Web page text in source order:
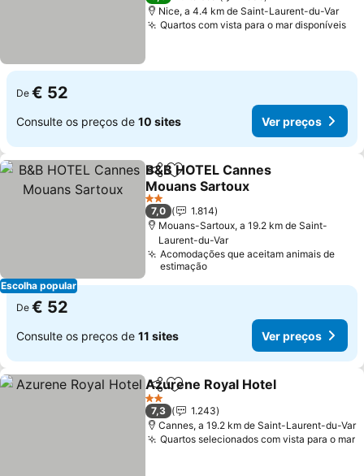
Nice, a 4.4 km de Saint-Laurent-du-Var
Quartos com vista para o mar disponíveis
De € 52
Consulte os preços de 10 sites Ver preços
Escolha popular
PartilharAdicionar aos favoritos
B&B HOTEL Cannes
Mouans Sartoux
2 Estrelas
7,0
1.814
Mouans-Sartoux, a 19.2 km de Saint-
Laurent-du-Var
Acomodações que aceitam animais de
estimação
De € 52
Consulte os preços de 11 sites Ver preços
PartilharAdicionar aos favoritos
Azurene Royal Hotel
2 Estrelas
7,3
1.243
Cannes, a 19.2 km de Saint-Laurent-du-Var
Quartos selecionados com vista para o mar